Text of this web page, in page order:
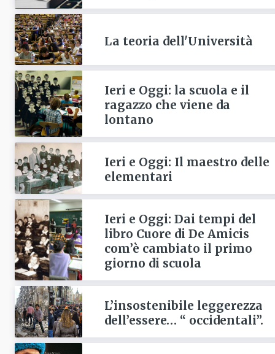
La teoria dell'Università
Ieri e Oggi: la scuola e il
ragazzo che viene da
lontano
Ieri e Oggi: Il maestro delle
elementari
Ieri e Oggi: Dai tempi del
libro Cuore di De Amicis
com’è cambiato il primo
giorno di scuola
L’insostenibile leggerezza
dell’essere… “ occidentali”.